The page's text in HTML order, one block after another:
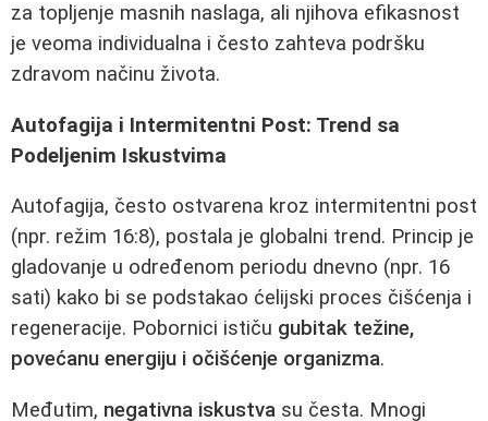
za topljenje masnih naslaga, ali njihova efikasnost
je veoma individualna i često zahteva podršku
zdravom načinu života.
Autofagija i Intermitentni Post: Trend sa
Podeljenim Iskustvima
Autofagija, često ostvarena kroz intermitentni post
(npr. režim 16:8), postala je globalni trend. Princip je
gladovanje u određenom periodu dnevno (npr. 16
sati) kako bi se podstakao ćelijski proces čišćenja i
regeneracije. Pobornici ističu gubitak težine,
povećanu energiju i očišćenje organizma.
Međutim, negativna iskustva su česta. Mnogi